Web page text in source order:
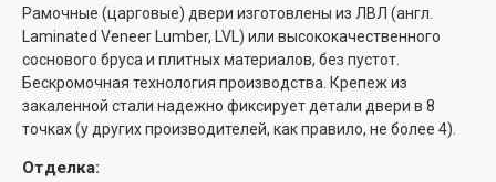
Рамочные (царговые) двери изготовлены из ЛВЛ (англ.
Laminated Veneer Lumber, LVL) или высококачественного
соснового бруса и плитных материалов, без пустот.
Бескромочная технология производства. Крепеж из
закаленной стали надежно фиксирует детали двери в 8
точках (у других производителей, как правило, не более 4).
Отделка: